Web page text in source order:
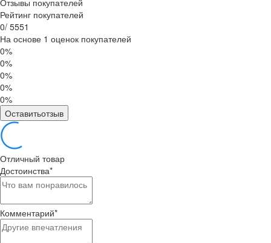
Отзывы покупателей
Рейтинг покупателей
0/ 5551
На основе 1 оценок покупателей
0%
0%
0%
0%
0%
Оставитьотзыв
Отличный товар
Достоинства*
Комментарий*